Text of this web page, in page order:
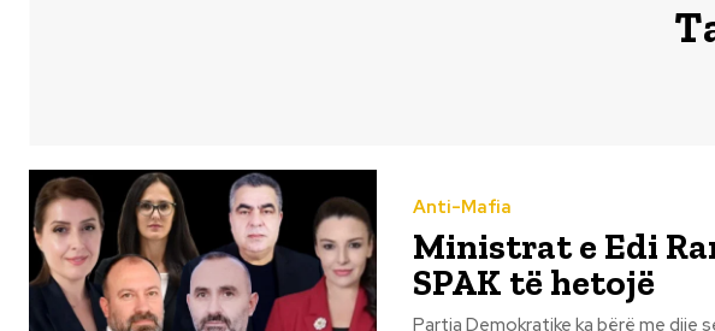
Anti-Mafia
Ministrat e Edi
SPAK të hetojë
Partia Demokratike ka bërë me dije